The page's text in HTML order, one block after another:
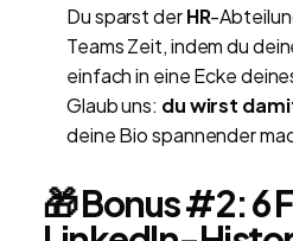
Du sparst derHR-
Teams Zeit, indem du
einfach in eine Ecke
Glaub uns: du wirst
deine Bio spannender
🎁 Bonus #2: 6